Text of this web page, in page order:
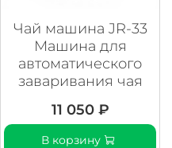
Чай машина JR-33
Машина для
автоматического
заваривания чая
11 050 ₽
В корзину